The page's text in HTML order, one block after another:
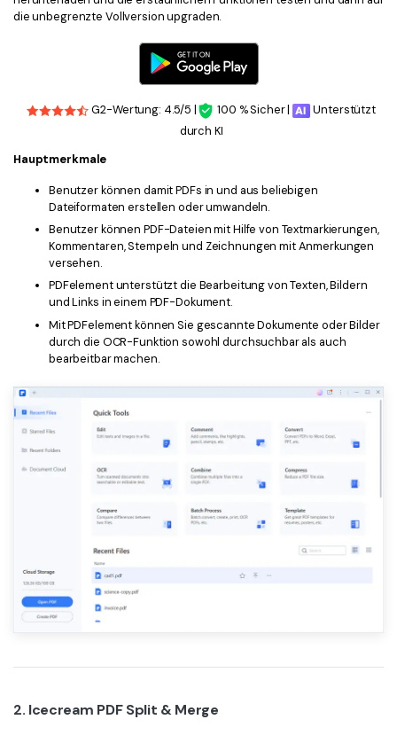
die unbegrenzte Vollversion upgraden.
G2-Wertung: 4.5/5 | 100 % Sicher |
Unterstützt
durch KI
Hauptmerkmale
Benutzer können damit PDFs in und aus beliebigen
Dateiformaten erstellen oder umwandeln.
Benutzer können PDF-Dateien mit Hilfe von Textmarkierungen,
Kommentaren, Stempeln und Zeichnungen mit Anmerkungen
versehen.
PDFelement unterstützt die Bearbeitung von Texten, Bildern
und Links in einem PDF-Dokument.
Mit PDFelement können Sie gescannte Dokumente oder Bilder
durch die OCR-Funktion sowohl durchsuchbar als auch
bearbeitbar machen.
2. Icecream PDF Split & Merge